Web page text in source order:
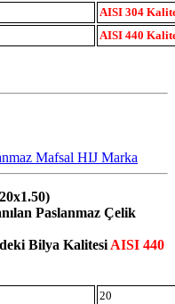
AISI 304
AISI 440
Mafsal HIJ Marka
Paslanmaz Çelik
Bilya Kalitesi AISI 440
20